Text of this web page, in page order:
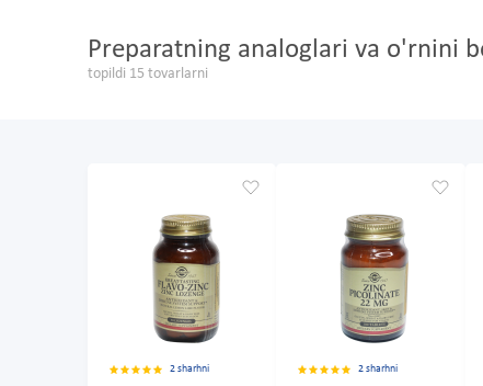
Preparatning analoglari va o'rnini
topildi 15 tovarlarni
2 sharhni 2 sharhni